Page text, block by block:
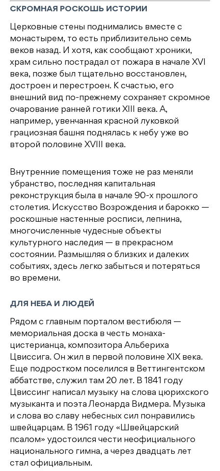
СКРОМНАЯ РОСКОШЬ ИСТОРИИ
Церковные стены поднимались вместе с
монастырем, то есть приблизительно семь
веков назад. И хотя, как сообщают хроники,
храм сильно пострадал от пожара в начале XVI
века, позже был тщательно восстановлен,
достроен и перестроен. К счастью, его
внешний вид по-прежнему сохраняет скромное
очарование ранней готики XIII века. А,
например, увенчанная красной луковкой
грациозная башня поднялась к небу уже во
второй половине XVIII века.
Внутренние помещения тоже не раз меняли
убранство, последняя капитальная
реконструкция была в начале 90-х прошлого
столетия. Искусство Возрождения и барокко —
роскошные настенные росписи, лепнина,
многочисленные чудесные объекты
культурного наследия — в прекрасном
состоянии. Размышляя о близких и далеких
событиях, здесь легко забыться и потеряться
во времени.
ДЛЯ НЕБА И ЛЮДЕЙ
Рядом с главным порталом вестибюля —
мемориальная доска в честь монаха-
цистерианца, композитора Альбериха
Цвиссига. Он жил в первой половине XIX века.
Еще подростком поселился в Веттингентском
аббатстве, служил там 20 лет. В 1841 году
Цвиссинг написал музыку на слова цюрихского
музыканта и поэта Леонарда Видмера. Музыка
и слова во славу небесных сил понравились
швейцарцам. В 1961 году «Швейцарский
псалом» удостоился чести неофициального
национального гимна, а через двадцать лет
стал официальным.